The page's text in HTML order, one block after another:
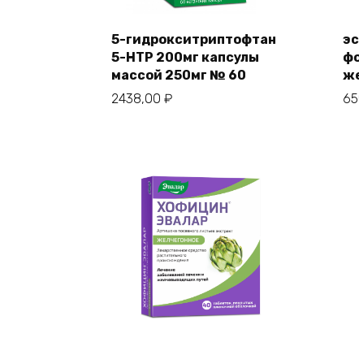
5-гидрокситриптофтан
5-HTP 200мг капсулы
массой 250мг № 60
2438,00 ₽